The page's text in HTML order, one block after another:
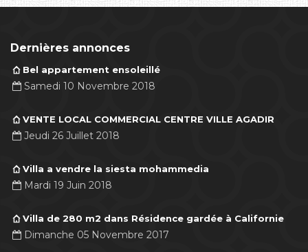
Dernières annonces
Bel appartement ensoleillé
Samedi 10 Novembre 2018
VENTE LOCAL COMMERCIAL CENTRE VILLE AGADIR
Jeudi 26 Juillet 2018
Villa a vendre la siesta mohammedia
Mardi 19 Juin 2018
Villa de 280 m2 dans Résidence gardée à Californie
Dimanche 05 Novembre 2017